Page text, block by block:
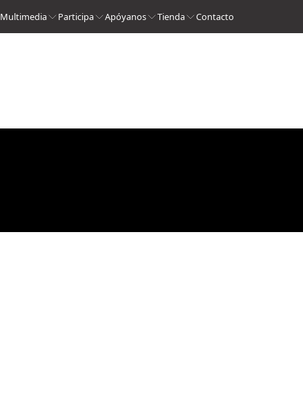
Multimedia Participa Apóyanos Tienda Contacto